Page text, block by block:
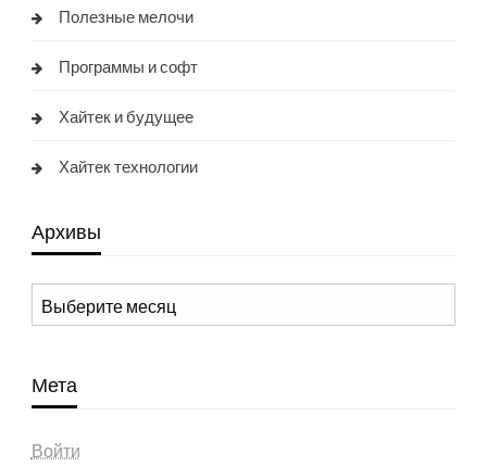
Полезные мелочи
Программы и софт
Хайтек и будущее
Хайтек технологии
Архивы
Архивы
Мета
Войти